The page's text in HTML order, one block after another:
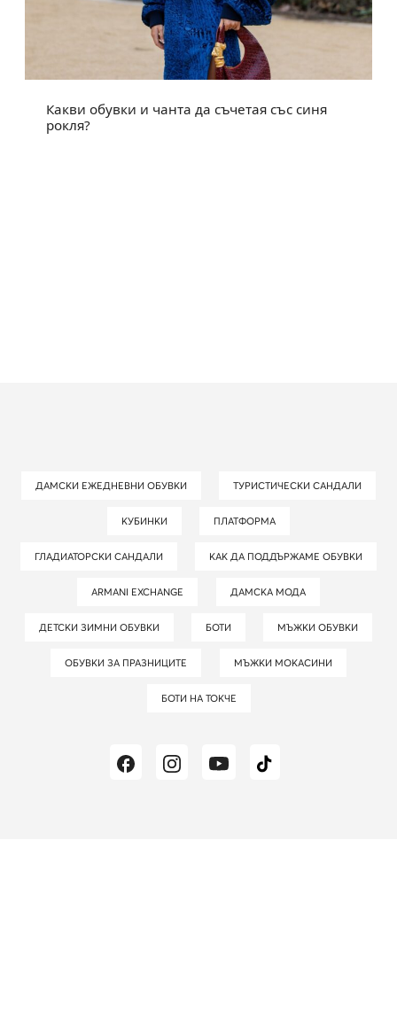
Какви обувки и чанта да съчетая със синя
рокля?
ДАМСКИ ЕЖЕДНЕВНИ ОБУВКИ ТУРИСТИЧЕСКИ САНДАЛИ
КУБИНКИ ПЛАТФОРМА
ГЛАДИАТОРСКИ САНДАЛИ КАК ДА ПОДДЪРЖАМЕ ОБУВКИ
ARMANI EXCHANGE ДАМСКА МОДА
ДЕТСКИ ЗИМНИ ОБУВКИ БОТИ МЪЖКИ ОБУВКИ
ОБУВКИ ЗА ПРАЗНИЦИТЕ МЪЖКИ МОКАСИНИ
БОТИ НА ТОКЧЕ